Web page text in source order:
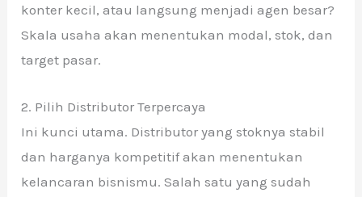
konter kecil, atau langsung menjadi agen besar?
Skala usaha akan menentukan modal, stok, dan
target pasar.
2. Pilih Distributor Terpercaya
Ini kunci utama. Distributor yang stoknya stabil
dan harganya kompetitif akan menentukan
kelancaran bisnismu. Salah satu yang sudah